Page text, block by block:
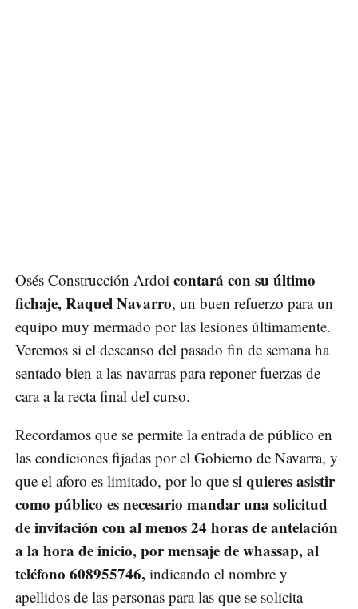
Osés Construcción Ardoi contará con su último
fichaje, Raquel Navarro, un buen refuerzo para un
equipo muy mermado por las lesiones últimamente.
Veremos si el descanso del pasado fin de semana ha
sentado bien a las navarras para reponer fuerzas de
cara a la recta final del curso.
Recordamos que se permite la entrada de público en
las condiciones fijadas por el Gobierno de Navarra, y
que el aforo es limitado, por lo que si quieres asistir
como público es necesario mandar una solicitud
de invitación con al menos 24 horas de antelación
a la hora de inicio, por mensaje de whassap, al
teléfono 608955746, indicando el nombre y
apellidos de las personas para las que se solicita